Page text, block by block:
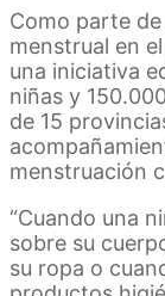
Como parte
menstrual en
una iniciativa
niñas y
de 15
menstruación
“Cuando una
sobre su
su ropa o